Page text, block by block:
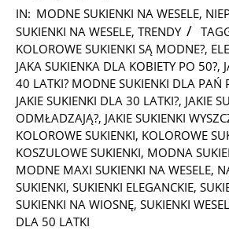
2024-
05-
29
IN: MODNE SUKIENKI NA WESELE,
SUKIENKI NA WESELE, TRENDY
KOLOROWE SUKIENKI SĄ MODNE?,
JAKA SUKIENKA DLA KOBIETY PO 50?,
40 LATKI? MODNE SUKIENKI DLA PAŃ
JAKIE SUKIENKI DLA 30 LATKI?, JAKIE
ODMŁADZAJĄ?, JAKIE SUKIENKI
KOLOROWE SUKIENKI, KOLOROWE
KOSZULOWE SUKIENKI, MODNA
MODNE MAXI SUKIENKI NA WESELE,
SUKIENKI, SUKIENKI ELEGANCKIE,
SUKIENKI NA WIOSNĘ, SUKIENKI
DLA 50 LATKI